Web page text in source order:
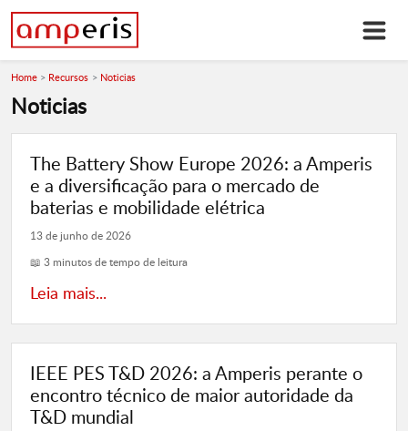
Home Recursos Noticias
Noticias
The Battery Show Europe 2026: a Amperis
e a diversificação para o mercado de
baterias e mobilidade elétrica
13 de junho de 2026
📖 3 minutos de tempo de leitura
Leia mais...
IEEE PES T&D 2026: a Amperis perante o
encontro técnico de maior autoridade da
T&D mundial